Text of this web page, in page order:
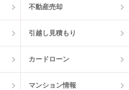
不動産売却
引越し見積もり
カードローン
マンション情報